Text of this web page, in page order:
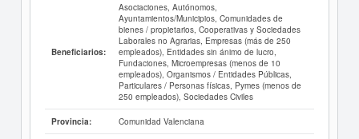
Beneficiarios:
Asociaciones, Autónomos,
Ayuntamientos/Municipios, Comunidades de
bienes / propietarios, Cooperativas y Sociedades
Laborales no Agrarias, Empresas (más de 250
empleados), Entidades sin ánimo de lucro,
Fundaciones, Microempresas (menos de 10
empleados), Organismos / Entidades Públicas,
Particulares / Personas físicas, Pymes (menos de
250 empleados), Sociedades Civiles
Provincia: Comunidad Valenciana